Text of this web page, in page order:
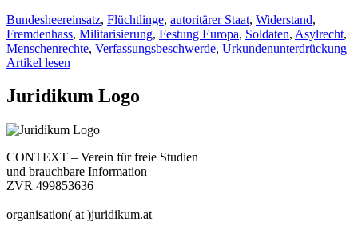
Bundesheereinsatz, Flüchtlinge, autoritärer Staat, Widerstand,
Fremdenhass, Militarisierung, Festung Europa, Soldaten, Asylrecht,
Menschenrechte, Verfassungsbeschwerde, Urkundenunterdrückung
Artikel lesen
Juridikum Logo
CONTEXT – Verein für freie Studien
und brauchbare Information
ZVR 499853636
organisation( at )juridikum.at